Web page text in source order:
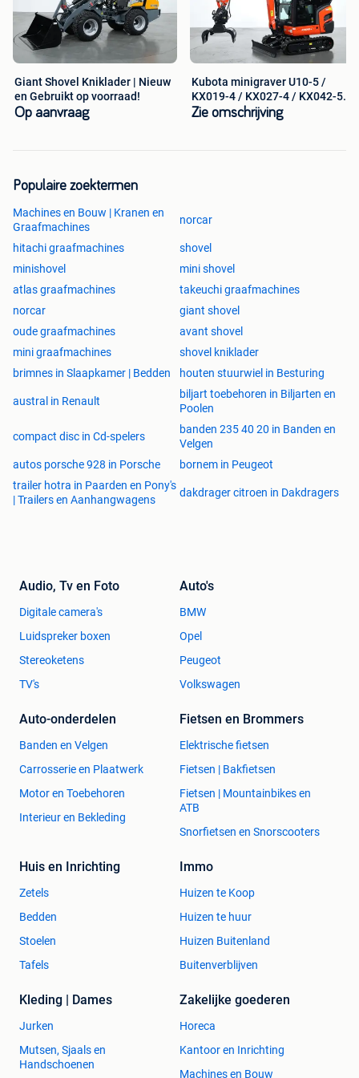
een hoge trekkracht dankzij de volledige tractiecontrol 4x4
met 100% sper.
Norcar a70-serie (a7240 a7035 a7245)
- Eigen gewicht: 1790kg
- Motorvermogen: 26pk
De a7240 heeft een hoog hefvermogen als standaard. Een
krachtige 4-cilinder Kubota motor en een dubbele
hydrauliekpomp die voor een hoger hydraulisch vermogen
zorgt, maken de kniklader uitermate geschikt voor het
zwaardere werk.
De uitschuifbare telescooparm van 750 mm zorgt ervoor
dat je veel hoger komt dan bij vergelijkbare knikladers. Met
een kiplast van 1500 kg op een europallet is het zonder
twijfel de sterkste kniklader in deze gewichtsklasse.
Ook deze machine heeft volledig tractiecontrol 4x4 met
100% sper.
- Hefhoogte: 354cm
- Hefvermogen : 1700kg
- Eigen gewicht: 2170kg
- Motorvermogen: 50pk
De Norcar a7750 brengt met zijn uitmuntende prestaties en
nieuwe technologie een nog sterkere kniklader op de markt.
De 7750 maakt gebruikt van een 50PK Kubota Stage V
diesel motor die zorgt voor: meer duwkracht, meer snelheid
verzwaarde achterste gedeelte zorgt ervoor dat er geen
extra gewichten moeten worden toegevoegd aan de
dankzij de nieuwe veiligheidsbeugel. Een vernieuwde
werkplek met makkelijke opstap, goede visibiliteit en
Kom langs en laat je in onze showroom overtuigen van
Uiteraard kunt u deze machine ook zelf proberen bij ons op
het terrein of op ons demo-veld.
Giant Shovel Kniklader | Nieuw
en Gebruikt op voorraad!
Op aanvraag
Kubota minigraver U10-5 /
KX019-4 / KX027-4 / KX042-5
/etc
Zie omschrijving
Populaire zoektermen
Machines en Bouw | Kranen en
Graafmachines
norcar
hitachi graafmachines
shovel
minishovel
mini shovel
atlas graafmachines
takeuchi graafmachines
norcar
giant shovel
oude graafmachines
avant shovel
mini graafmachines
shovel kniklader
brimnes in Slaapkamer | Bedden
houten stuurwiel in Besturing
austral in Renault
biljart toebehoren in Biljarten en
Poolen
compact disc in Cd-spelers
banden 235 40 20 in Banden en
Velgen
autos porsche 928 in Porsche
bornem in Peugeot
trailer hotra in Paarden en Pony's
| Trailers en Aanhangwagens
dakdrager citroen in Dakdragers
Audio, Tv en Foto
Digitale camera's
Luidspreker boxen
Stereoketens
TV's
Auto's
BMW
Opel
Peugeot
Volkswagen
Auto-onderdelen
Banden en Velgen
Carrosserie en Plaatwerk
Motor en Toebehoren
Interieur en Bekleding
Fietsen en Brommers
Elektrische fietsen
Fietsen | Bakfietsen
Fietsen | Mountainbikes en
ATB
Snorfietsen en Snorscooters
Huis en Inrichting
Zetels
Bedden
Stoelen
Tafels
Immo
Huizen te Koop
Huizen te huur
Huizen Buitenland
Buitenverblijven
Kleding | Dames
Jurken
Mutsen, Sjaals en
Handschoenen
Zakelijke goederen
Horeca
Kantoor en Inrichting
Machines en Bouw